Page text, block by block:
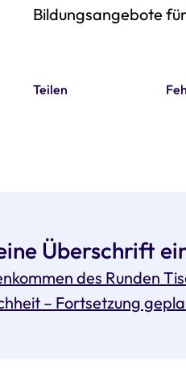
Bildungsangebote
Teilen
Überschrift
des Runden
– Fortsetzung